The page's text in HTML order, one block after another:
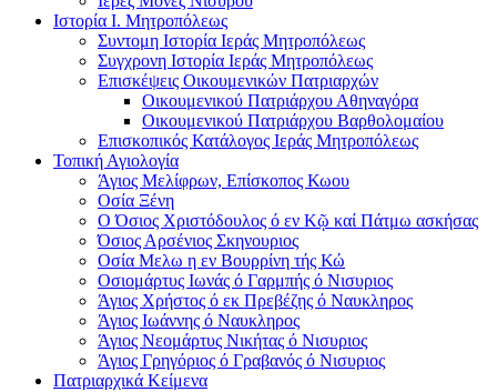
Ιστορία Ι. Μητροπόλεως
Συντομη Ιστορία Ιεράς Μητροπόλεως
Συγχρονη Ιστορία Ιεράς Μητροπόλεως
Επισκέψεις Οικουμενικών Πατριαρχών
Οικουμενικού Πατριάρχου Αθηναγόρα
Οικουμενικού Πατριάρχου Βαρθολομαίου
Επισκοπικός Κατάλογος Ιεράς Μητροπόλεως
Τοπική Αγιολογία
Άγιος Μελίφρων, Επίσκοπος Κωου
Οσία Ξένη
Ο Όσιος Χριστόδουλος ό εν Κῷ καί Πάτμω ασκήσας
Όσιος Αρσένιος Σκηνουριος
Οσία Μελω η εν Βουρρίνη τής Κώ
Οσιομάρτυς Ιωνάς ό Γαρμπής ό Νισυριος
Άγιος Χρήστος ό εκ Πρεβέζης ό Ναυκληρος
Άγιος Ιωάννης ό Ναυκληρος
Άγιος Νεομάρτυς Νικήτας ό Νισυριος
Άγιος Γρηγόριος ό Γραβανός ό Νισυριος
Πατριαρχικά Κείμενα